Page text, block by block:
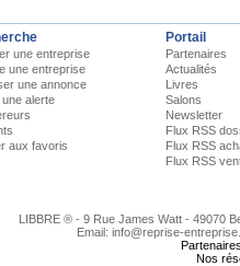
une entreprise
une entreprise
une annonce
alerte
aux favoris
Portail
Partenaires
Actualités
Livres
Salons
Newsletter
Flux RSS
Flux RSS
Flux RSS
LIBBRE ® - 9 Rue James Watt - 49070
Email: info@reprise-
Nos